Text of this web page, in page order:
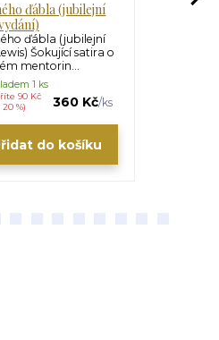
ďábla (jubilejní
ďábla (jubilejní
Šokující satira o
mentorin...
90 Kč
20 %)
360 Kč/ks
1 ks
do košíku
Proč